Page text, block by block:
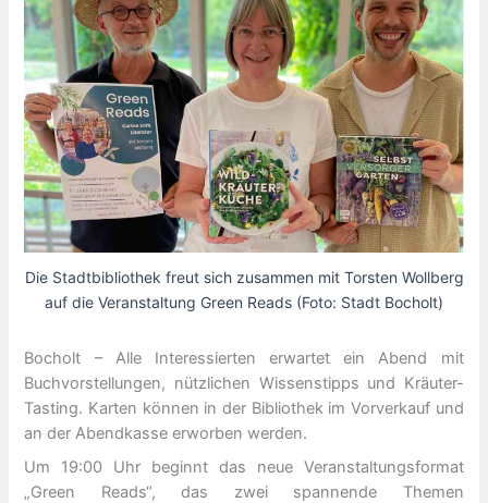
Die Stadtbibliothek freut sich zusammen mit Torsten Wollberg
auf die Veranstaltung Green Reads (Foto: Stadt Bocholt)
Bocholt – Alle Interessierten erwartet ein Abend mit
Buchvorstellungen, nützlichen Wissenstipps und Kräuter-
Tasting. Karten können in der Bibliothek im Vorverkauf und
an der Abendkasse erworben werden.
Um 19:00 Uhr beginnt das neue Veranstaltungsformat
„Green Reads“, das zwei spannende Themen